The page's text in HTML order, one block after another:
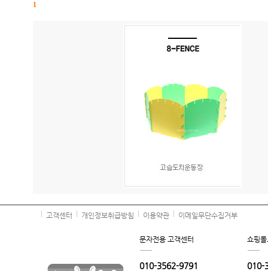
1
고객센터 개인정보취급방침 이용약관 이메일무단수집거부
문자전용 고객센터
010-3562-9791
쇼핑
010-